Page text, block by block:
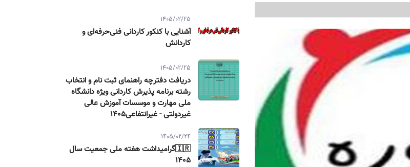
1405/02/25
آشنایی با کنکور کاردانی فنی‌حرفه‌ای و
کاردانش
1405/02/25
دریافت دفترچه راهنمای ثبت نام و انتخاب
رشته برنامه پذیرش کاردانی ویژه دانشگاه
ملی مهارت و موسسات آموزش عالی
غیردولتی - غیرانتفاعی1405
1405/02/24
🇮🇷گرامیداشت هفته ملی جمعیت سال
۱۴۰۵